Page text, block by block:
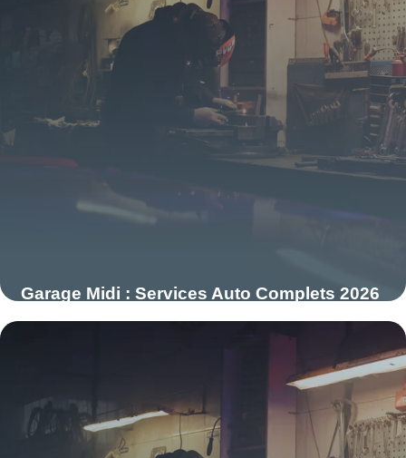
Garage Midi : Services Auto Complets 2026
27 mai 2026